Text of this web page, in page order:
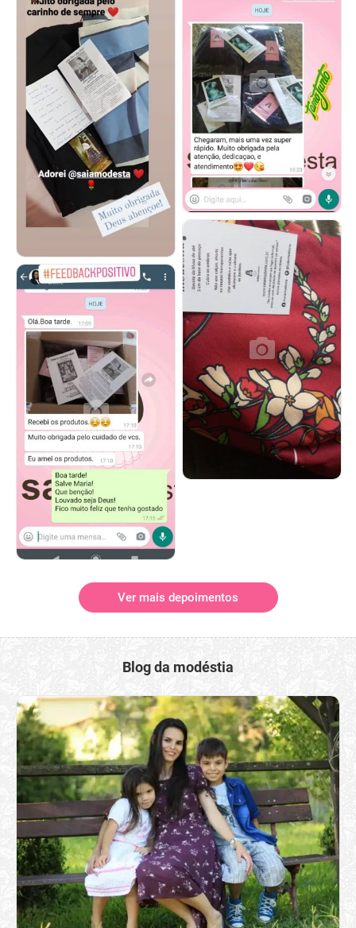
Ver mais depoimentos
Blog da modéstia